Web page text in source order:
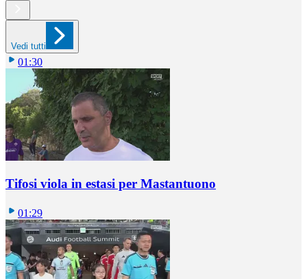
Vedi tutti
01:30
Tifosi viola in estasi per Mastantuono
01:29